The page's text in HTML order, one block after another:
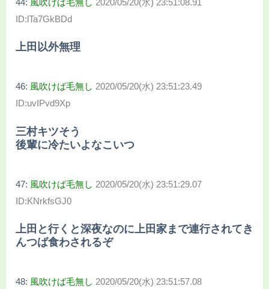
ID:lTa7GkBDd
上田以外無理
46: 風吹けば毛無し 2020/05/20(水) 23:51:23.49
ID:uvIPvd9Xp
三村キツそう
後輩に冷たいよなこいつ
47: 風吹けば毛無し 2020/05/20(水) 23:51:29.07
ID:KNrkfsGJ0
上田と行くと深夜なのに上田家まで連行されてき
んつば食わされるぞ
48: 風吹けば毛無し 2020/05/20(水) 23:51:57.08